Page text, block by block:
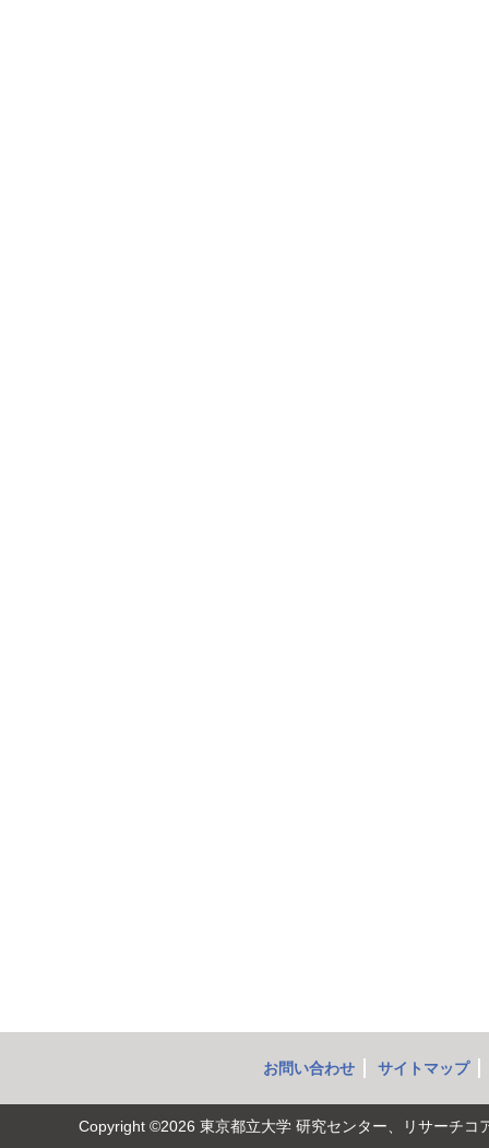
お問い合わせ サイトマップ
Copyright ©2026 東京都立大学 研究センター、リサーチコ